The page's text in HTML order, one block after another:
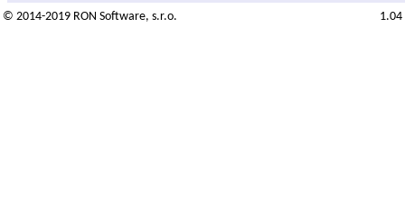
© 2014-2019 RON Software, s.r.o. 1.04